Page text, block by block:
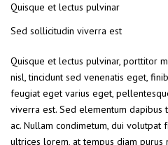
Quisque et lectus pulvinar
Sed sollicitudin viverra est
Quisque et lectus pulvinar, porttitor
nisl, tincidunt sed venenatis eget,
feugiat eget varius eget,
viverra est. Sed elementum dapibus
ac. Nullam condimetum, dui
ultrices lorem, at tempus diam purus